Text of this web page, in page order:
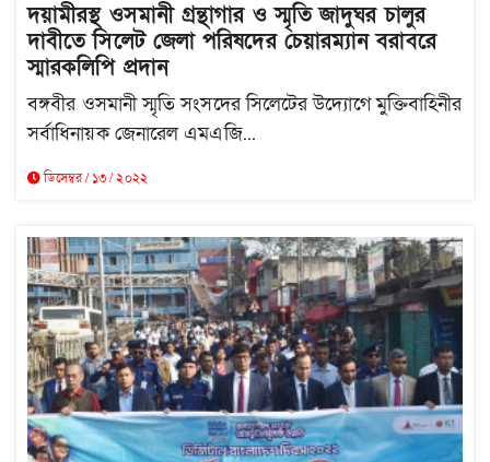
দয়ামীরস্থ ওসমানী গ্রন্থাগার ও স্মৃতি জাদুঘর চালুর
দাবীতে সিলেট জেলা পরিষদের চেয়ারম্যান বরাবরে
স্মারকলিপি প্রদান
বঙ্গবীর ওসমানী স্মৃতি সংসদের সিলেটের উদ্যোগে মুক্তিবাহিনীর
সর্বাধিনায়ক জেনারেল এমএজি...
ডিসেম্বর / ১৩ / ২০২২